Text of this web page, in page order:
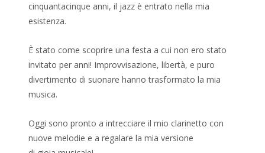
cinquantacinque anni, il jazz è entrato nella mia
esistenza.
È stato come scoprire una festa a cui non ero stato
invitato per anni! Improvvisazione, libertà, e puro
divertimento di suonare hanno trasformato la mia
musica.
Oggi sono pronto a intrecciare il mio clarinetto con
nuove melodie e a regalare la mia versione